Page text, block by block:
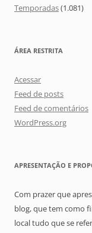
Temporadas(1.081)
ÁREA RESTRITA
Acessar
Feed de posts
Feed de comentários
WordPress.org
APRESENTAÇÃO E
Com prazer que
blog, que tem como
local tudo que se